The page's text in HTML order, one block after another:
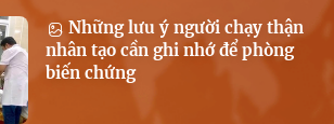
Những lưu ý người chạy thận
nhân tạo cần ghi nhớ để phòng
biến chứng